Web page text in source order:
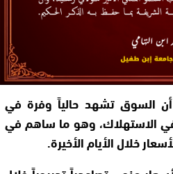
السوق تشهد حالياً وفرة في
الاستهلاك، وهو ما ساهم في
خلال الأيام الأخيرة.